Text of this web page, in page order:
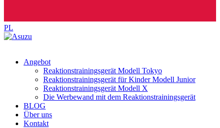
PL
Angebot
Reaktionstrainingsgerät Modell Tokyo
Reaktionstrainingsgerät für Kinder Modell Junior
Reaktionstrainingsgerät Modell X
Die Werbewand mit dem Reaktionstrainingsgerät
BLOG
Über uns
Kontakt